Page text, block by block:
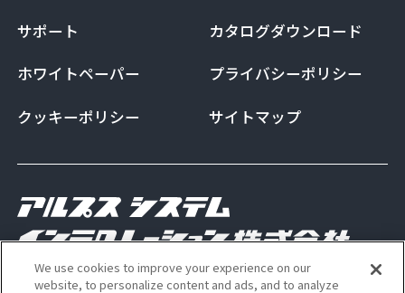
サポート
カタログダウンロード
ホワイトペーパー
プライバシーポリシー
クッキーポリシー
サイトマップ
Copyright Alps System Integration Co., Ltd. All
We use cookies to improve your experience on our
website, to personalize content and ads, and to analyze